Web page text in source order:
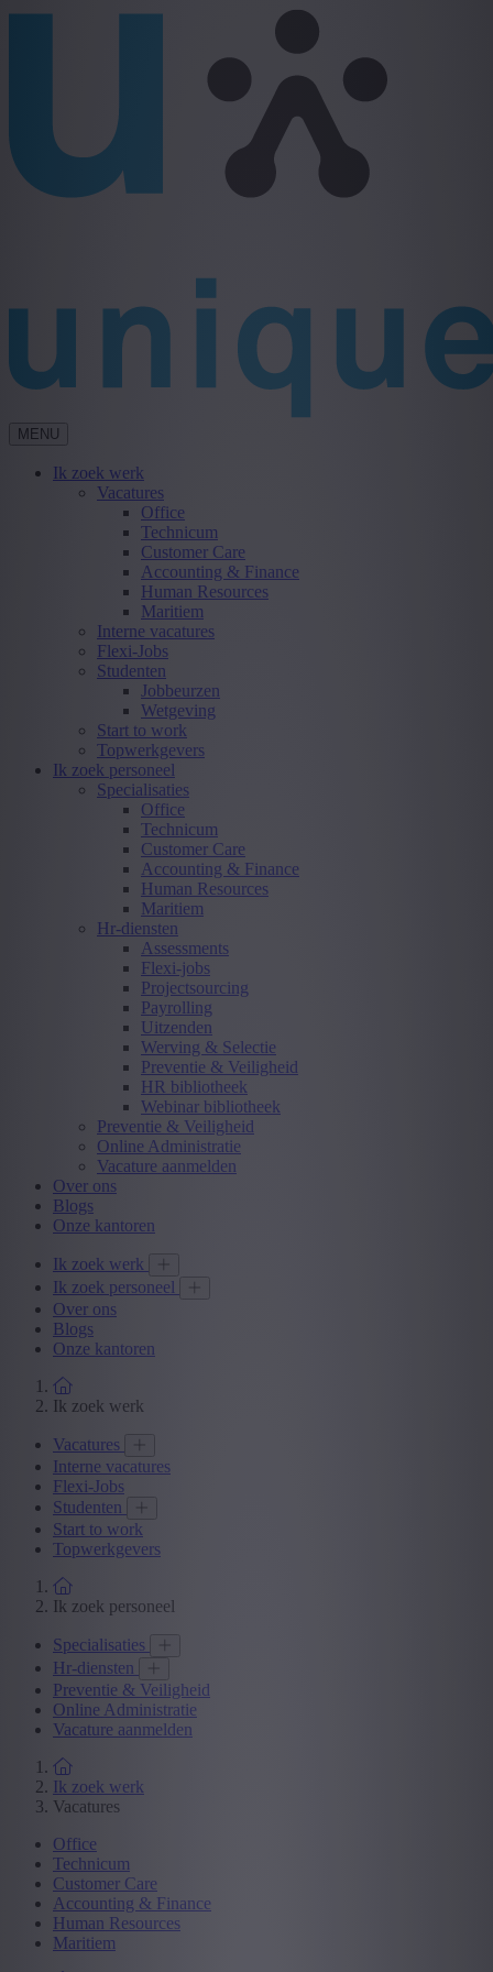
MENU
Ik zoek werk
Vacatures
Office
Technicum
Customer Care
Accounting & Finance
Human Resources
Maritiem
Interne vacatures
Flexi-Jobs
Studenten
Jobbeurzen
Wetgeving
Start to work
Topwerkgevers
Ik zoek personeel
Specialisaties
Office
Technicum
Customer Care
Accounting & Finance
Human Resources
Maritiem
Hr-diensten
Assessments
Flexi-jobs
Projectsourcing
Payrolling
Uitzenden
Werving & Selectie
Preventie & Veiligheid
HR bibliotheek
Webinar bibliotheek
Preventie & Veiligheid
Online Administratie
Vacature aanmelden
Over ons
Blogs
Onze kantoren
Ik zoek werk
Ik zoek personeel
Over ons
Blogs
Onze kantoren
Ik zoek werk
Vacatures
Interne vacatures
Flexi-Jobs
Studenten
Start to work
Topwerkgevers
Ik zoek personeel
Specialisaties
Hr-diensten
Preventie & Veiligheid
Online Administratie
Vacature aanmelden
Ik zoek werk
Vacatures
Office
Technicum
Customer Care
Accounting & Finance
Human Resources
Maritiem